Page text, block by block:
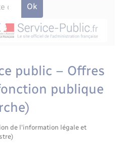
public – Offres
publique
de l'information légale et